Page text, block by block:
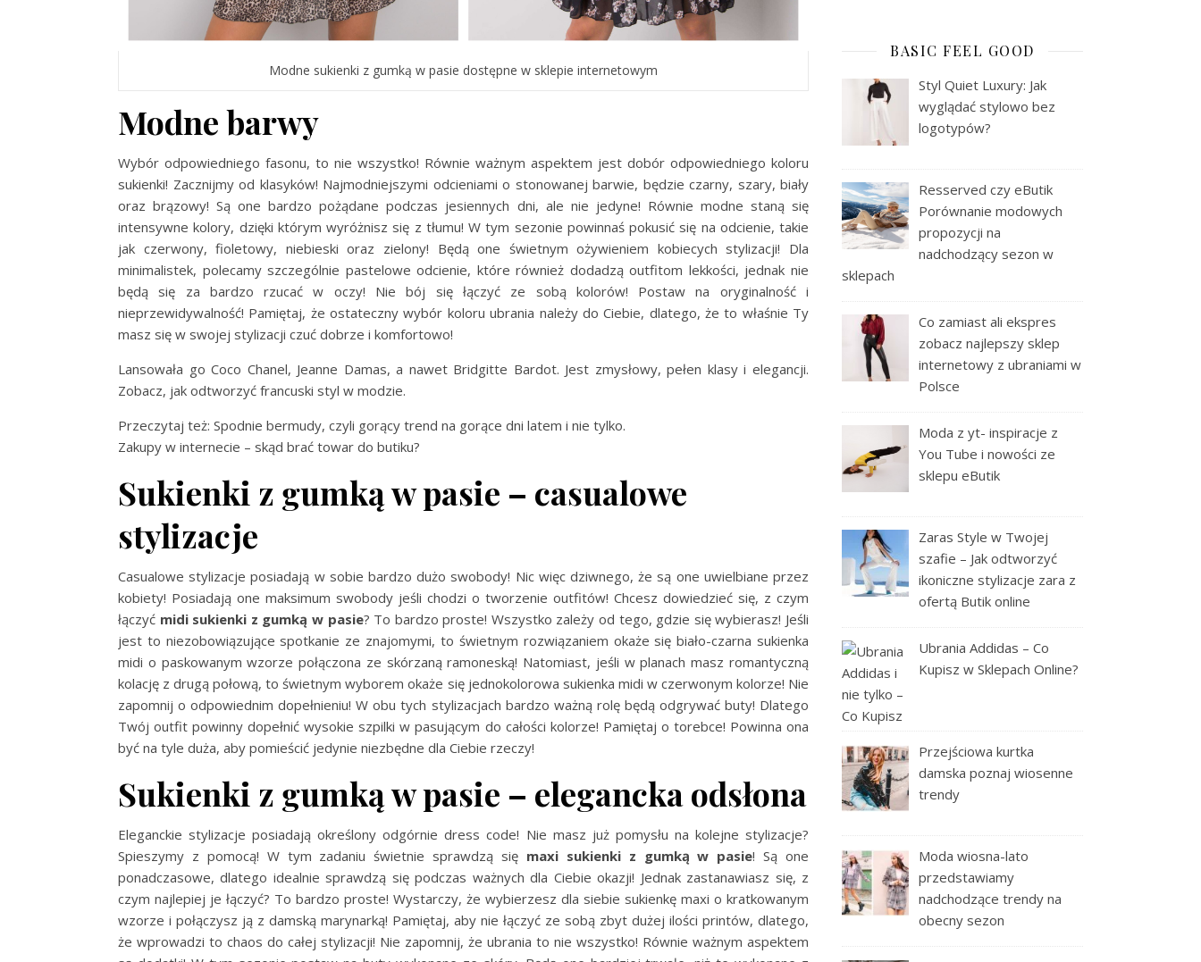
Modne sukienki z gumką w pasie dostępne w sklepie internetowym
Modne barwy
Wybór odpowiedniego fasonu, to nie wszystko! Równie ważnym aspektem jest dobór odpowiedniego koloru
sukienki! Zacznijmy od klasyków! Najmodniejszymi odcieniami o stonowanej barwie, będzie czarny, szary, biały
oraz brązowy! Są one bardzo pożądane podczas jesiennych dni, ale nie jedyne! Równie modne staną się
intensywne kolory, dzięki którym wyróżnisz się z tłumu! W tym sezonie powinnaś pokusić się na odcienie, takie
jak czerwony, fioletowy, niebieski oraz zielony! Będą one świetnym ożywieniem kobiecych stylizacji! Dla
minimalistek, polecamy szczególnie pastelowe odcienie, które również dodadzą outfitom lekkości, jednak nie
będą się za bardzo rzucać w oczy! Nie bój się łączyć ze sobą kolorów! Postaw na oryginalność i
nieprzewidywalność! Pamiętaj, że ostateczny wybór koloru ubrania należy do Ciebie, dlatego, że to właśnie Ty
masz się w swojej stylizacji czuć dobrze i komfortowo!
Lansowała go Coco Chanel, Jeanne Damas, a nawet Bridgitte Bardot. Jest zmysłowy, pełen klasy i elegancji.
Zobacz, jak odtworzyć francuski styl w modzie.
Przeczytaj też: Spodnie bermudy, czyli gorący trend na gorące dni latem i nie tylko.
Zakupy w internecie – skąd brać towar do butiku?
Sukienki z gumką w pasie – casualowe
stylizacje
Casualowe stylizacje posiadają w sobie bardzo dużo swobody! Nic więc dziwnego, że są one uwielbiane przez
kobiety! Posiadają one maksimum swobody jeśli chodzi o tworzenie outfitów! Chcesz dowiedzieć się, z czym
łączyć midi sukienki z gumką w pasie? To bardzo proste! Wszystko zależy od tego, gdzie się wybierasz! Jeśli
jest to niezobowiązujące spotkanie ze znajomymi, to świetnym rozwiązaniem okaże się biało-czarna sukienka
midi o paskowanym wzorze połączona ze skórzaną ramoneską! Natomiast, jeśli w planach masz romantyczną
kolację z drugą połową, to świetnym wyborem okaże się jednokolorowa sukienka midi w czerwonym kolorze! Nie
zapomnij o odpowiednim dopełnieniu! W obu tych stylizacjach bardzo ważną rolę będą odgrywać buty! Dlatego
Twój outfit powinny dopełnić wysokie szpilki w pasującym do całości kolorze! Pamiętaj o torebce! Powinna ona
być na tyle duża, aby pomieścić jedynie niezbędne dla Ciebie rzeczy!
Sukienki z gumką w pasie – elegancka odsłona
Eleganckie stylizacje posiadają określony odgórnie dress code! Nie masz już pomysłu na kolejne stylizacje?
Spieszymy z pomocą! W tym zadaniu świetnie sprawdzą się maxi sukienki z gumką w pasie! Są one
ponadczasowe, dlatego idealnie sprawdzą się podczas ważnych dla Ciebie okazji! Jednak zastanawiasz się, z
czym najlepiej je łączyć? To bardzo proste! Wystarczy, że wybierzesz dla siebie sukienkę maxi o kratkowanym
wzorze i połączysz ją z damską marynarką! Pamiętaj, aby nie łączyć ze sobą zbyt dużej ilości printów, dlatego,
że wprowadzi to chaos do całej stylizacji! Nie zapomnij, że ubrania to nie wszystko! Równie ważnym aspektem
BASIC FEEL GOOD
Styl Quiet Luxury: Jak
wyglądać stylowo bez
logotypów?
Resserved czy eButik
Porównanie modowych
propozycji na
nadchodzący sezon w
sklepach
Co zamiast ali ekspres
zobacz najlepszy sklep
internetowy z ubraniami w
Polsce
Moda z yt- inspiracje z
You Tube i nowości ze
sklepu eButik
Zaras Style w Twojej
szafie – Jak odtworzyć
ikoniczne stylizacje zara z
ofertą Butik online
Ubrania Addidas – Co
Kupisz w Sklepach Online?
Przejściowa kurtka
damska poznaj wiosenne
trendy
Moda wiosna-lato
przedstawiamy
nadchodzące trendy na
obecny sezon